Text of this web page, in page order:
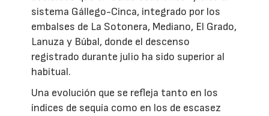
sistema Gállego-Cinca, integrado por los
embalses de La Sotonera, Mediano, El Grado,
Lanuza y Búbal, donde el descenso
registrado durante julio ha sido superior al
habitual.
Una evolución que se refleja tanto en los
índices de sequía como en los de escasez